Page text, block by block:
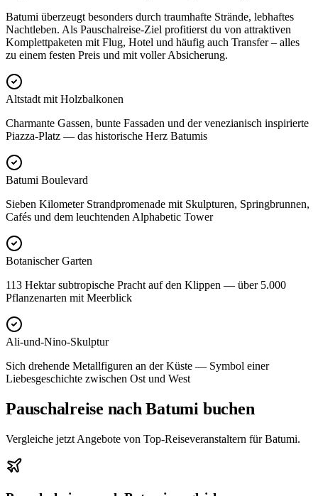
Batumi überzeugt besonders durch traumhafte Strände, lebhaftes
Nachtleben. Als Pauschalreise-Ziel profitierst du von attraktiven
Komplettpaketen mit Flug, Hotel und häufig auch Transfer – alles
zu einem festen Preis und mit voller Absicherung.
Altstadt mit Holzbalkonen
Charmante Gassen, bunte Fassaden und der venezianisch inspirierte
Piazza-Platz — das historische Herz Batumis
Batumi Boulevard
Sieben Kilometer Strandpromenade mit Skulpturen, Springbrunnen,
Cafés und dem leuchtenden Alphabetic Tower
Botanischer Garten
113 Hektar subtropische Pracht auf den Klippen — über 5.000
Pflanzenarten mit Meerblick
Ali-und-Nino-Skulptur
Sich drehende Metallfiguren an der Küste — Symbol einer
Liebesgeschichte zwischen Ost und West
Pauschalreise nach Batumi buchen
Vergleiche jetzt Angebote von Top-Reiseveranstaltern für Batumi.